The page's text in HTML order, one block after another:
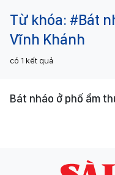
Từ khóa: #Bát
Vĩnh Khánh
có 1 kết quả
Bát nháo ở phố ẩm